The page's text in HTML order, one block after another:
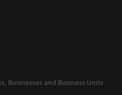
Businesses and Business Units